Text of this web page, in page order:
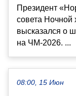
Президент
совета Ночной
высказался о
на ЧМ-2026. ...
08:00, 15 Июн